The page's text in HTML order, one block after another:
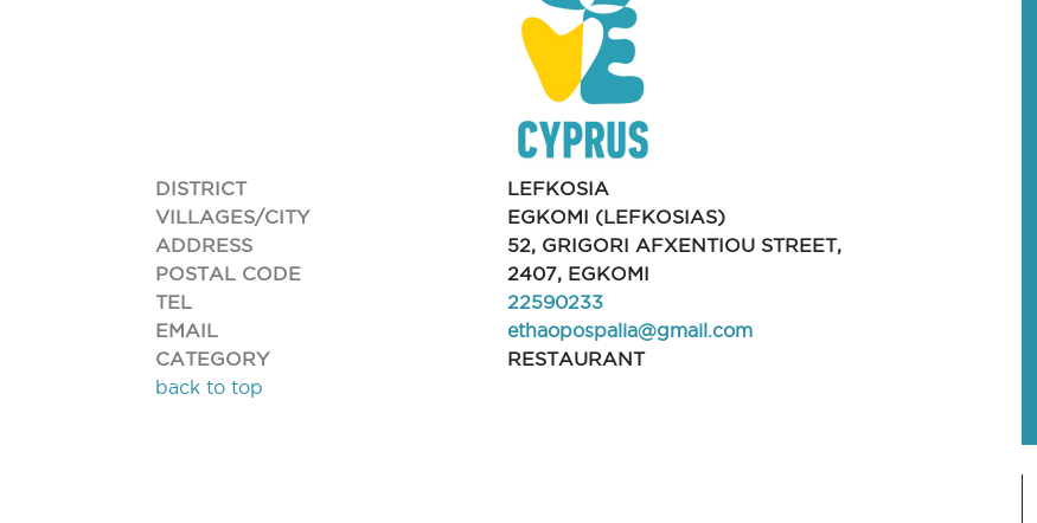
DISTRICT
LEFKOSIA
VILLAGES/CITY
EGKOMI (LEFKOSIAS)
ADDRESS
52, GRIGORI AFXENTIOU STREET,
POSTAL CODE
2407, EGKOMI
TEL
22590233
EMAIL
ethaopospalia@gmail.com
CATEGORY
RESTAURANT
back to top